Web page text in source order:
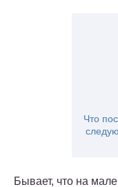
Что
Бывает, что на